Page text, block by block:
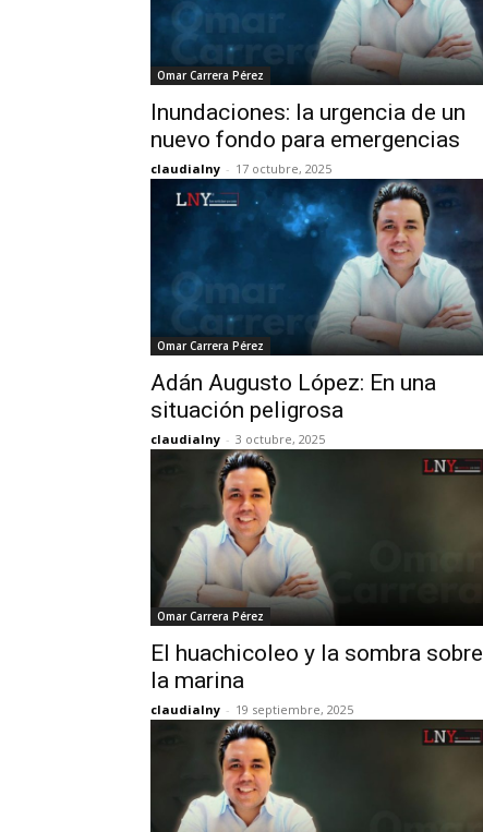
Omar Carrera Pérez
Inundaciones: la urgencia de un
nuevo fondo para emergencias
claudialny - 17 octubre, 2025
Omar Carrera Pérez
Adán Augusto López: En una
situación peligrosa
claudialny - 3 octubre, 2025
Omar Carrera Pérez
El huachicoleo y la sombra sobre
la marina
claudialny - 19 septiembre, 2025